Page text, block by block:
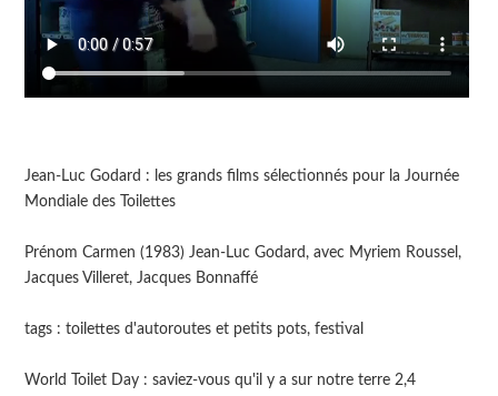
Jean-Luc Godard : les grands films sélectionnés pour la Journée
Mondiale des Toilettes
Prénom Carmen (1983) Jean-Luc Godard, avec Myriem Roussel,
Jacques Villeret, Jacques Bonnaffé
tags : toilettes d'autoroutes et petits pots, festival
World Toilet Day : saviez-vous qu'il y a sur notre terre 2,4